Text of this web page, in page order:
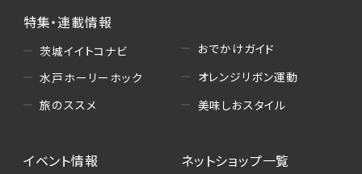
特集・連載情報
茨城イイトコナビ
水戸ホーリーホック
旅のススメ
おでかけガイド
オレンジリボン運動
美味しおスタイル
イベント情報
ネットショップ一覧